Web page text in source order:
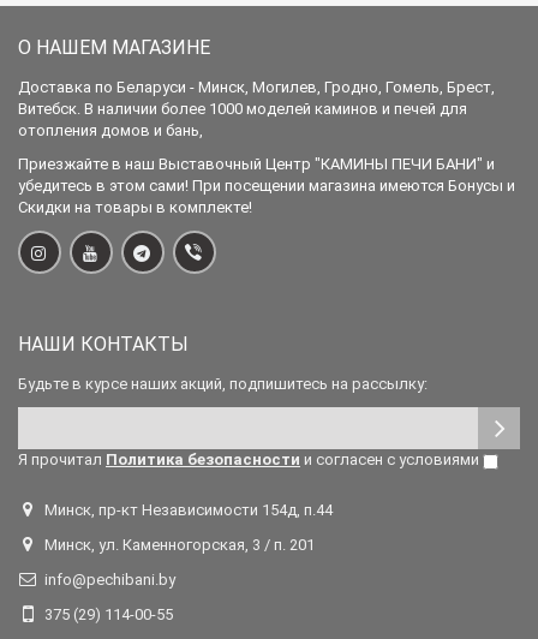
О НАШЕМ МАГАЗИНЕ
Доставка по Беларуси - Минск, Могилев, Гродно, Гомель, Брест,
Витебск. В наличии более 1000 моделей каминов и печей для
отопления домов и бань,
Приезжайте в наш Выставочный Центр "КАМИНЫ ПЕЧИ БАНИ" и
убедитесь в этом сами! При посещении магазина имеются Бонусы и
Скидки на товары в комплекте!
НАШИ КОНТАКТЫ
Будьте в курсе наших акций, подпишитесь на рассылку:
Я прочитал Политика безопасности и согласен с условиями
Минск, пр-кт Независимости 154д, п.44
Минск, ул. Каменногорская, 3 / п. 201
info@pechibani.by
375 (29) 114-00-55